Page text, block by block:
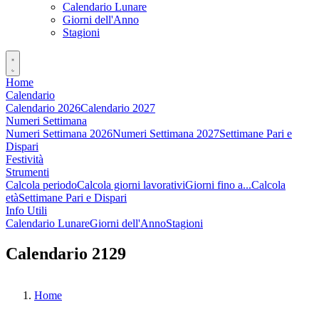
Calendario Lunare
Giorni dell'Anno
Stagioni
Home
Calendario
Calendario 2026Calendario 2027
Numeri Settimana
Numeri Settimana 2026Numeri Settimana 2027Settimane Pari e
Dispari
Festività
Strumenti
Calcola periodoCalcola giorni lavorativiGiorni fino a...Calcola
etàSettimane Pari e Dispari
Info Utili
Calendario LunareGiorni dell'AnnoStagioni
Calendario 2129
Home